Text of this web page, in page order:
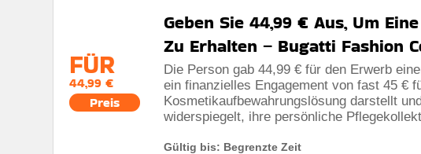
FÜR
44,99 €
Preis
Geben Sie 44,99 € Aus, Um
Zu Erhalten – Bugatti Fashion
Die Person gab 44,99 € für den Erwerb
ein finanzielles Engagement von fast 45 €
Kosmetikaufbewahrungslösung darstellt
widerspiegelt, ihre persönliche
Gültig bis: Begrenzte Zeit